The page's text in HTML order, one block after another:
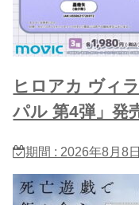
ヒロアカ ヴィ
パル 第4弾」発
期間 : 2026年8月8